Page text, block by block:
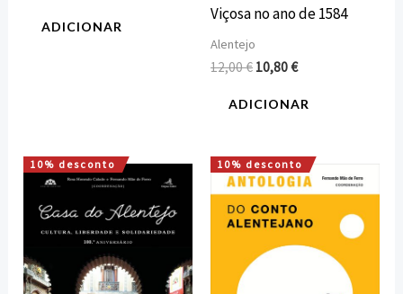
ADICIONAR
Viçosa no ano de 1584
Alentejo
12,00€ 10,80€
ADICIONAR
10% desconto
O
preço
original
era:
40,00 €.
O
preço
atual
é:
36,00 €.
10% desconto
O
preço
original
era:
O
preço
atual
é: